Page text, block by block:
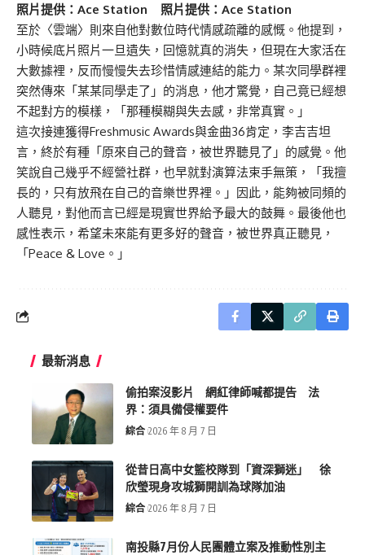
照片提供：Ace Station 照片提供：Ace Station
至於〈雲端〉則來自他對數位時代情感疏離的感慨。他提到，
小時候底片照片一旦遺失，回憶就真的消失，但現在大家活在
大數據裡，反而慢慢失去珍惜情感連結的能力。某次同學群裡
突然傳來「某某同學走了」的消息，他才驚覺，自己竟已經想
不起對方的模樣，「那種模糊與失去感，非常真實。」
這次接連獲得Freshmusic Awards與金曲36肯定，李吉吉坦
言，終於有種「原來自己的聲音，被世界聽見了」的感覺。他
笑說自己幾乎不經營社群，也早就對演算法束手無策，「我擅
長的，只有放飛在自己的音樂世界裡。」因此，能夠被同頻的
人聽見，對他而言已經是現實世界給予最大的鼓舞。最後他也
感性表示，希望未來能有更多好的聲音，被世界真正聽見，
「Peace & Love。」
最新消息
偷拍案沒影片 網紅律師喊都提告 法
界：須具備侵權要件
綜合 2026 年 8 月 7 日
從昔日高中女籃校隊到「資深獅迷」 徐
欣瑩現身攻城獅開訓為球隊加油
綜合 2026 年 8 月 7 日
南投縣7月份人民團體立案及推動性別主